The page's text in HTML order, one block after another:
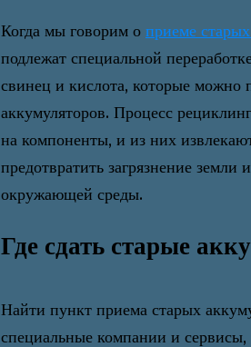
Когда мы говорим о приеме
подлежат специальной
свинец и кислота, которые можно
аккумуляторов. Процесс
на компоненты, и из них
предотвратить загрязнение
окружающей среды.
Где сдать старые
Найти пункт приема старых
специальные компании и